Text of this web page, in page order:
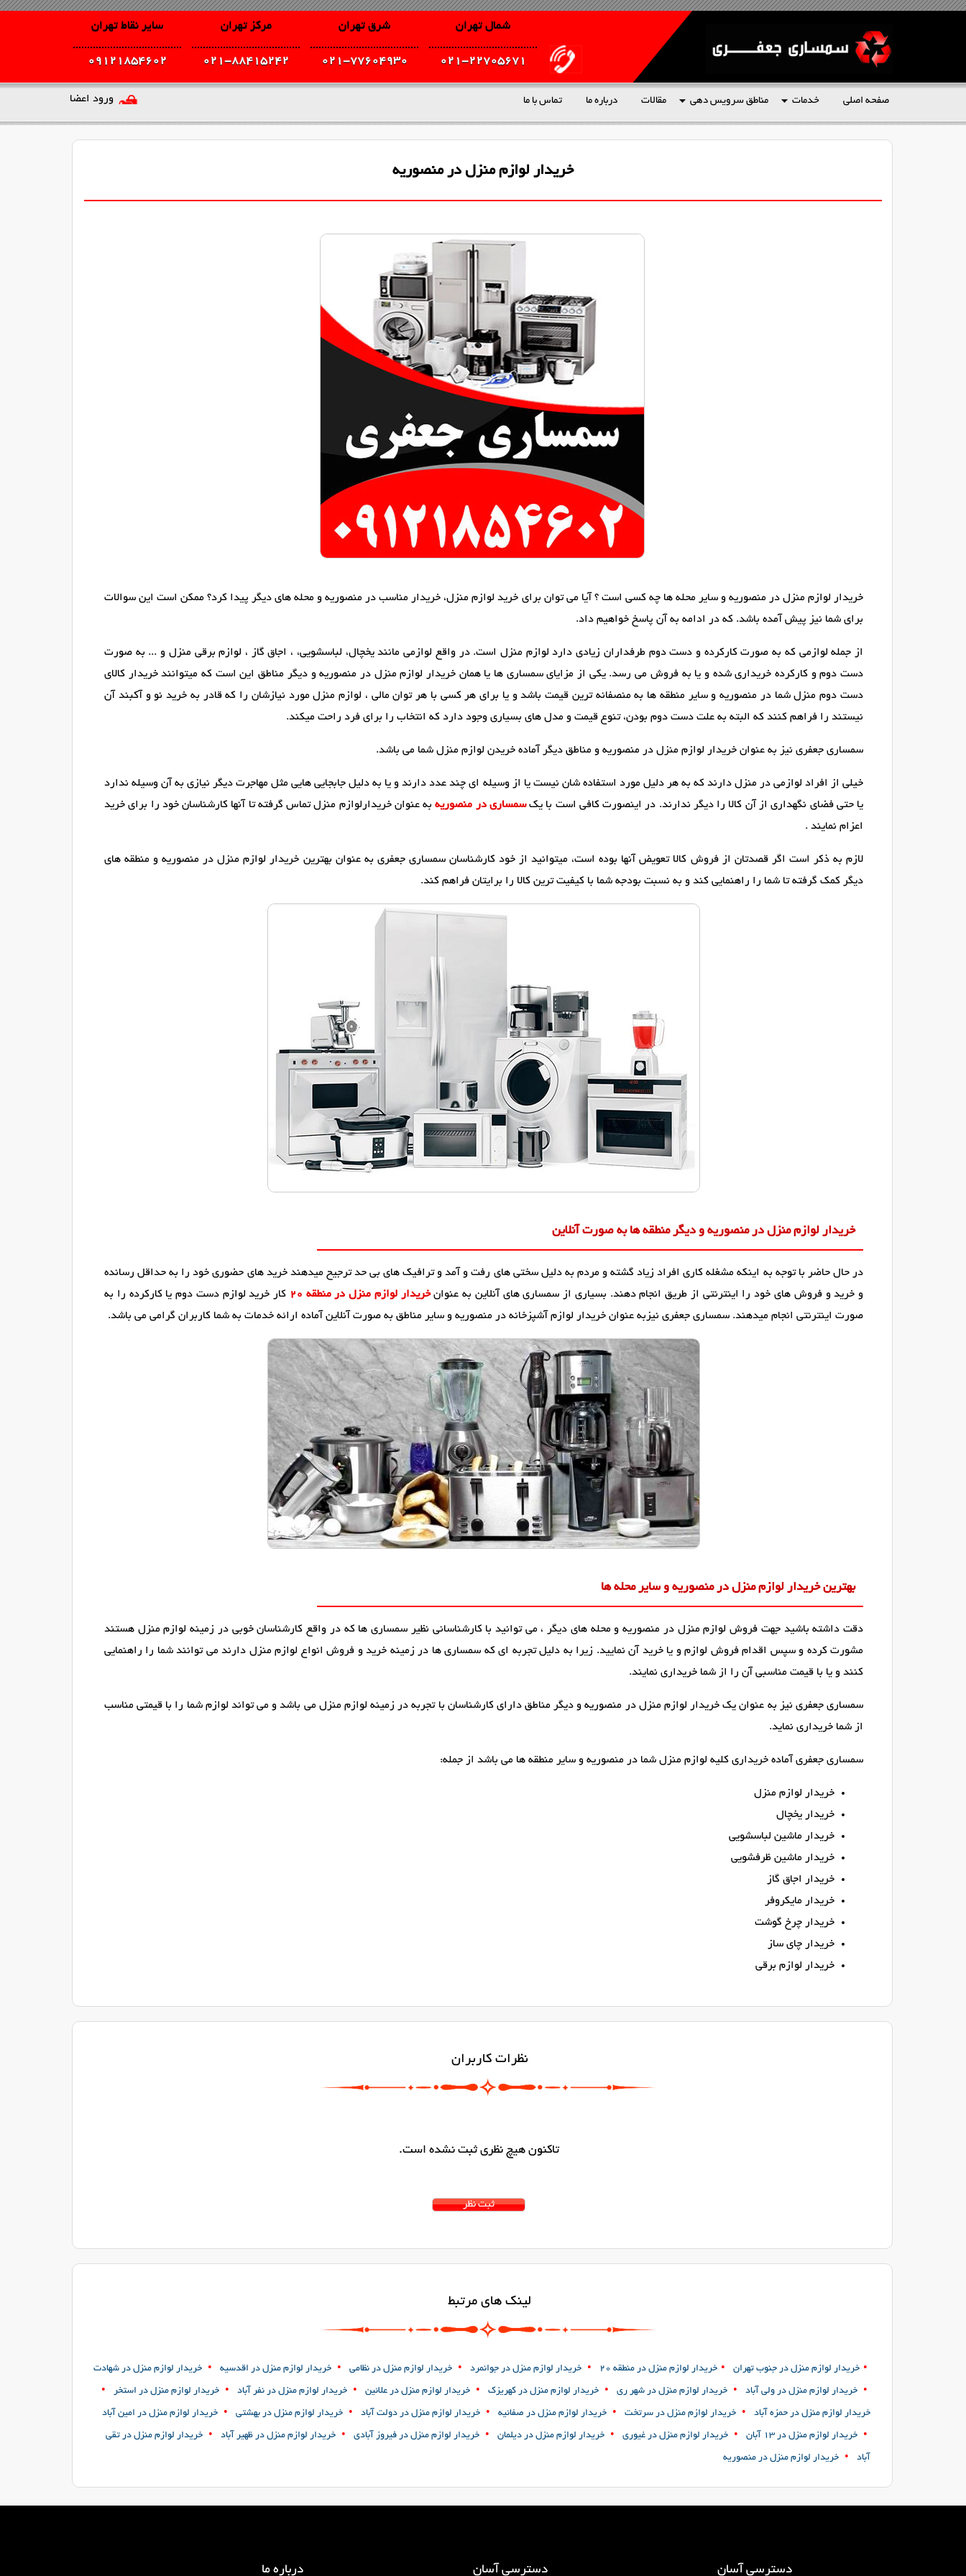
سایر نقاط تهران
09121854602
مرکز تهران
021-88415242
شرق تهران
021-77604930
شمال تهران
021-22705671
صفحه اصلی خدمات مناطق سرویس دهی مقالات درباره ما تماس با ما ورود اعضا
خریدار لوازم منزل در منصوریه
خریدار لوازم منزل در منصوریه و سایر محله ها چه کسی است ؟ آیا می توان برای خرید لوازم منزل، خریدار مناسب در منصوریه و محله های دیگر پیدا کرد؟ ممکن است این سوالات
برای شما نیز پیش آمده باشد. که در ادامه به آن پاسخ خواهیم داد.
از جمله لوازمی که به صورت کارکرده و دست دوم طرفداران زیادی دارد لوازم منزل است. در واقع لوازمی مانند یخچال، لباسشویی، ، اجاق گاز ، لوازم برقی منزل و ... به صورت
دست دوم و کارکرده خریداری شده و یا به فروش می رسد. یکی از مزایای سمساری ها یا همان خریدار لوازم منزل در منصوریه و دیگر مناطق این است که میتوانند خریدار کالای
دست دوم منزل شما در منصوریه و سایر منطقه ها به منصفانه ترین قیمت باشد و یا برای هر کسی با هر توان مالی ، لوازم منزل مورد نیازشان را که قادر به خرید نو و آکبند آن
نیستند را فراهم کنند که البته به علت دست دوم بودن، تنوع قیمت و مدل های بسیاری وجود دارد که انتخاب را برای فرد راحت میکند.
سمساری جعفری نیز به عنوان خریدار لوازم منزل در منصوریه و مناطق دیگر آماده خریدن لوازم منزل شما می باشد.
خیلی از افراد لوازمی در منزل دارند که به هر دلیل مورد استفاده شان نیست یا از وسیله ای چند عدد دارند و یا به دلیل جابجایی هایی مثل مهاجرت دیگر نیازی به آن وسیله ندارد
یا حتی فضای نگهداری از آن کالا را دیگر ندارند. در اینصورت کافی است با یکسمساری در منصوریهبه عنوان خریدارلوازم منزل تماس گرفته تا آنها کارشناسان خود را برای خرید
اعزام نمایند .
لازم به ذکر است اگر قصدتان از فروش کالا تعویض آنها بوده است، میتوانید از خود کارشناسان سمساری جعفری به عنوان بهترین خریدار لوازم منزل در منصوریه و منطقه های
دیگر کمک گرفته تا شما را راهنمایی کند و به نسبت بودجه شما با کیفیت ترین کالا را برایتان فراهم کند.
خریدار لوازم منزل در منصوریه و دیگر منطقه ها به صورت آنلاین
در حال حاضر با توجه به اینکه مشغله کاری افراد زیاد گشته و مردم به دلیل سختی های رفت و آمد و ترافیک های بی حد ترجیح میدهند خرید های حضوری خود را به حداقل رسانده
و خرید و فروش های خود را اینترنتی از طریق انجام دهند. بسیاری از سمساری های آنلاین به عنوانخریدار لوازم منزل در منطقه 20
کار خرید لوازم دست دوم یا کارکرده را به
صورت اینترنتی انجام میدهند. سمساری جعفری نیزبه عنوان خریدار لوازم آشپزخانه در منصوریه و سایر مناطق به صورت آنلاین آماده ارائه خدمات به شما کاربران گرامی می باشد.
بهترین خریدار لوازم منزل در منصوریه و سایر محله ها
دقت داشته باشید جهت فروش لوازم منزل در منصوریه و محله های دیگر ، می توانید با کارشناسانی نظیر سمساری ها که در واقع کارشناسان خوبی در زمینه لوازم منزل هستند
مشورت کرده و سپس اقدام فروش لوازم و یا خرید آن نمایید. زیرا به دلیل تجربه ای که سمساری ها در زمینه خرید و فروش انواع لوازم منزل دارند می توانند شما را راهنمایی
کنند و یا با قیمت مناسبی آن را از شما خریداری نمایند.
سمساری جعفری نیز به عنوان یک خریدار لوازم منزل در منصوریه و دیگر مناطق دارای کارشناسان با تجربه در زمینه لوازم منزل می باشد و می تواند لوازم شما را با قیمتی مناسب
از شما خریداری نماید.
سمساری جعفری آماده خریداری کلیه لوازم منزل شما در منصوریه و سایر منطقه ها می باشد از جمله:
خریدار لوازم منزل
خریدار یخچال
خریدار ماشین لباسشویی
خریدار ماشین ظرفشویی
خریدار اجاق گاز
خریدار مایکروفر
خریدار چرخ گوشت
خریدار چای ساز
خریدار لوازم برقی
نظرات کاربران
تاکنون هیچ نظری ثبت نشده است.
لینک های مرتبط
• خریدار لوازم منزل در جنوب تهران • خریدار لوازم منزل در منطقه 20 • خریدار لوازم منزل در جوانمرد • خریدار لوازم منزل در نظامی • خریدار لوازم منزل در اقدسیه • خریدار لوازم منزل در شهادت
• خریدار لوازم منزل در ولی آباد • خریدار لوازم منزل در شهر ری • خریدار لوازم منزل در کهریزک • خریدار لوازم منزل در علائین • خریدار لوازم منزل در نفر آباد • خریدار لوازم منزل در استخر •
خریدار لوازم منزل در حمزه آباد • خریدار لوازم منزل در سرتخت • خریدار لوازم منزل در صفائیه • خریدار لوازم منزل در دولت آباد • خریدار لوازم منزل در بهشتی • خریدار لوازم منزل در امین آباد
• خریدار لوازم منزل در ۱۳ آبان • خریدار لوازم منزل در غیوری • خریدار لوازم منزل در دیلمان • خریدار لوازم منزل در فیروز آبادی • خریدار لوازم منزل در ظهیر آباد • خریدار لوازم منزل در تقی
آباد • خریدار لوازم منزل در منصوریه
دسترسی آسان دسترسی آسان درباره ما